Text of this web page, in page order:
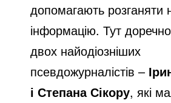
допомагають розганяти
інформацію. Тут
двох найодіозніших
псевдожурналістів –
і Степана Сікору, які